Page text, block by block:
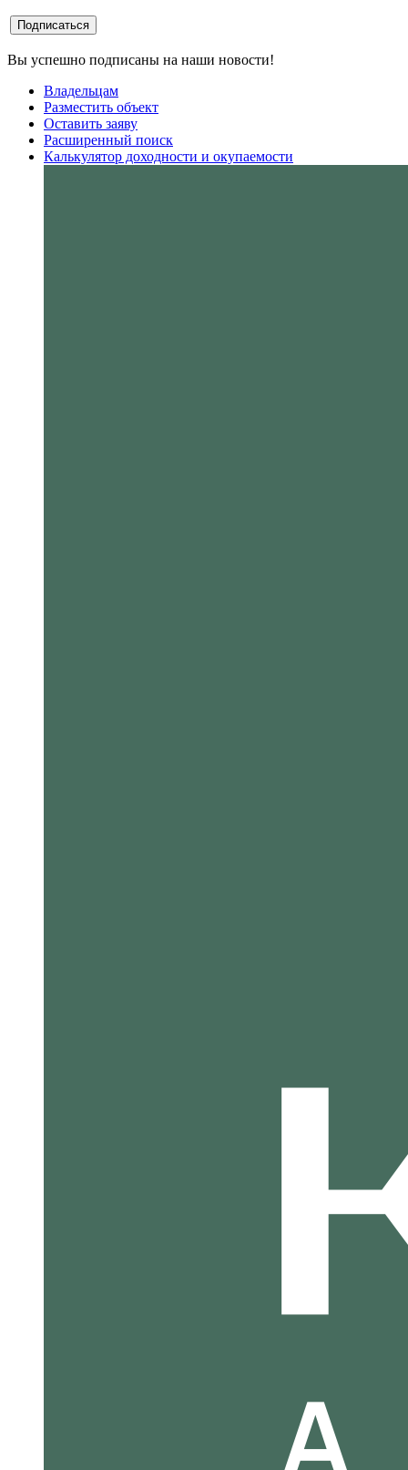
Вы успешно подписаны на наши новости!
Владельцам
Разместить объект
Оставить заяву
Расширенный поиск
Калькулятор доходности и окупаемости